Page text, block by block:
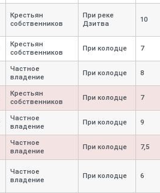
Крестьян
собственников
При реке
Дзитва
10
Крестьян
собственников
При колодце 7
Частное
владение
При колодце 8
Крестьян
собственников
При колодце 7
Частное
владение
При колодце 9
Частное
владение
При колодце 7,5
Частное
владение
При колодце 6